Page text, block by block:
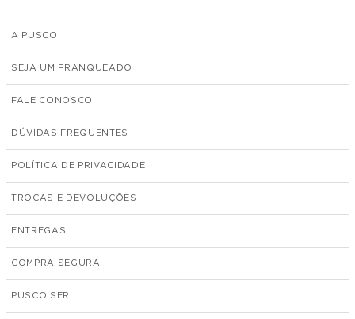
A PUSCO
SEJA UM FRANQUEADO
FALE CONOSCO
DÚVIDAS FREQUENTES
POLÍTICA DE PRIVACIDADE
TROCAS E DEVOLUÇÕES
ENTREGAS
COMPRA SEGURA
PUSCO SER